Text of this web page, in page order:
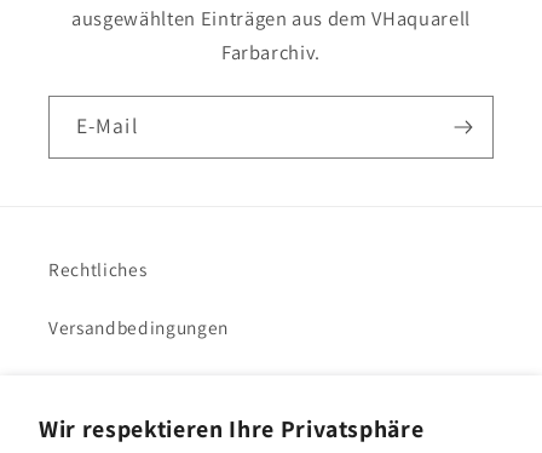
Wir respektieren Ihre Privatsphäre
ausgewählten Einträgen aus dem VHaquarell
Farbarchiv.
E-Mail
Rechtliches
Versandbedingungen
VHacademy